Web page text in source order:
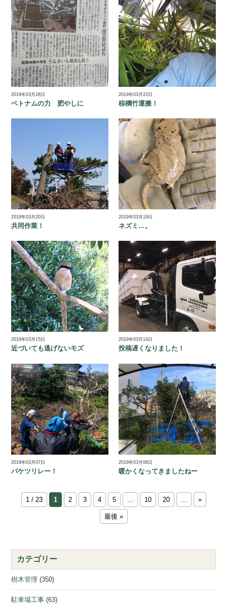
2019年03月28日
ベトナムの力 肥やしに
2019年03月22日
棕櫚竹運搬！
2019年03月20日
共同作業！
2019年03月19日
ネズミ…。
2019年03月15日
近づいても逃げないモズ
2019年03月14日
投稿遅くなりました！
2019年03月07日
バケツリレー！
2019年03月06日
暖かくなってきましたねー
1 / 23 1 2 3 4 5 10 20 »
最後 »
カテゴリー
樹木管理 (350)
駐車場工事 (63)